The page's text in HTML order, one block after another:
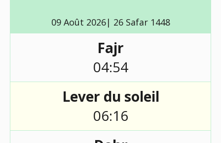
09 Août 2026| 26 Safar 1448
Fajr
04:54
Lever du soleil
06:16